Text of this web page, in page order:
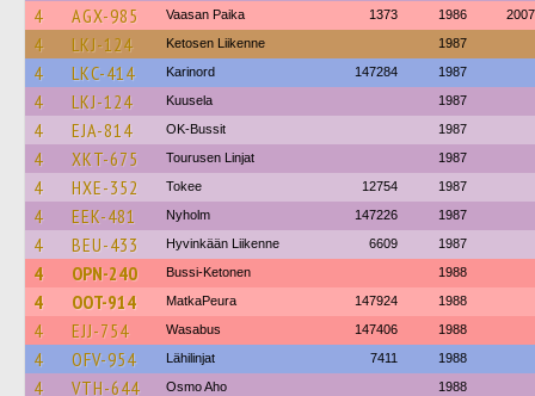
4 AGX-985 Vaasan Paika 1373 1986 2007
4 LKJ-124 Ketosen Liikenne 1987
4 LKC-414 Karinord 147284 1987
4 LKJ-124 Kuusela 1987
4 EJA-814 OK-Bussit 1987
4 XKT-675 Tourusen Linjat 1987
4 HXE-352 Tokee 12754 1987
4 EEK-481 Nyholm 147226 1987
4 BEU-433 Hyvinkään Liikenne 6609 1987
4 OPN-240 Bussi-Ketonen 1988
4 OOT-914 MatkaPeura 147924 1988
4 EJJ-754 Wasabus 147406 1988
4 OFV-954 Lähilinjat 7411 1988
4 VTH-644 Osmo Aho 1988